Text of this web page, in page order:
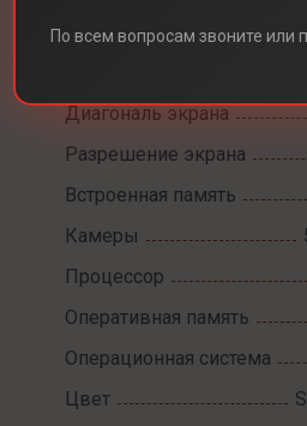
Plus
Диагональ экрана
Разрешение экрана
Встроенная память
Камеры
Процессор
Оперативная память
Операционная система
Цвет
По всем вопросам звоните или